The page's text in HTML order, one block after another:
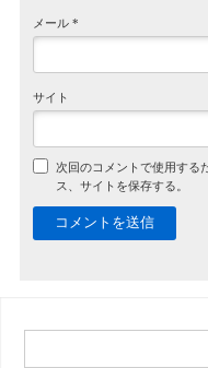
メール*
サイト
次回のコメントで使用する
ス、サイトを保存する。